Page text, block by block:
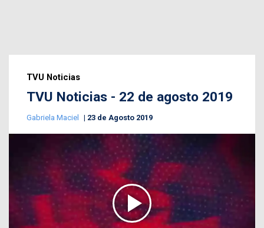
TVU Noticias
TVU Noticias - 22 de agosto 2019
Gabriela Maciel 23 de Agosto 2019